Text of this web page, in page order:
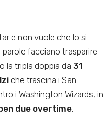
e non vuole che lo si
facciano trasparire
la tripla doppia da 31
che trascina i San
i Washington Wizards, in
due overtime